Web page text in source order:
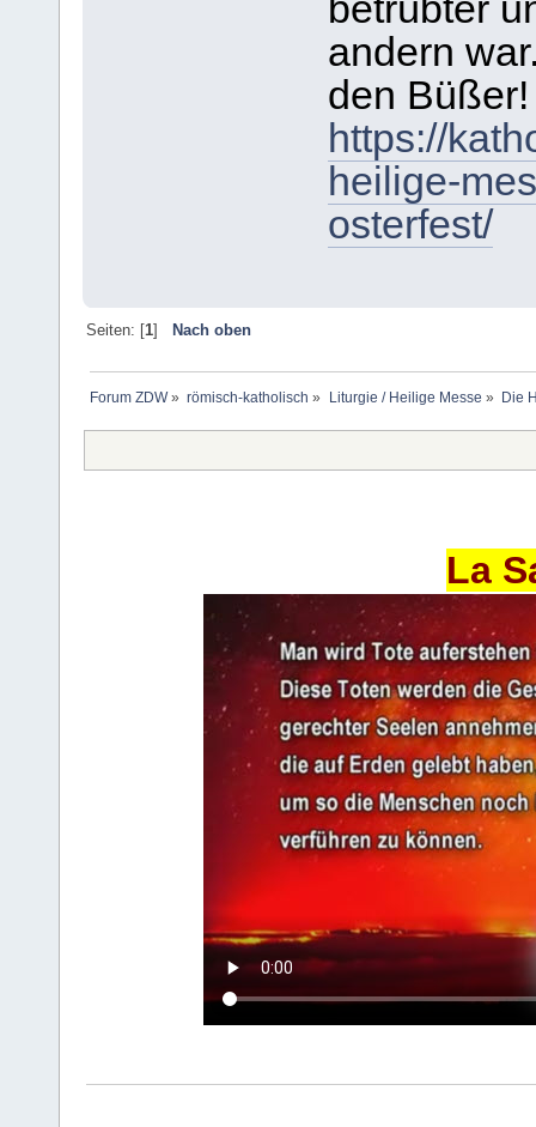
betrübter
andern
den Büßer!
https://
heilige-
osterfest/
Seiten: [1] Nach oben
Forum ZDW» römisch-katholisch » Liturgie / Heilige Messe » Die
La